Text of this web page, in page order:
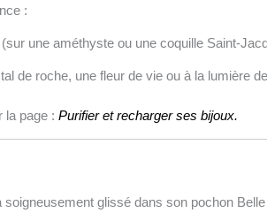
:
une améthyste ou une coquille Saint-
de roche, une fleur de vie ou à la lumière
la page :Purifier et recharger ses bijoux.
glissé dans son pochon